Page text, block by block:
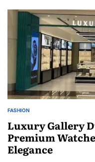
POSTED
FASHION
Luxury Gallery
Premium
Elegance